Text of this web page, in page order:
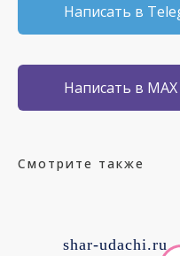
Написать в
Написать в MAX
Смотрите также
shar-udachi.ru